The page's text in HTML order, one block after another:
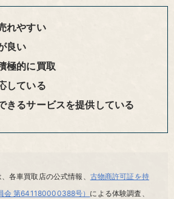
れやすい
良い
極的に買取
している
きるサービスを提供している
各車買取店の公式情報、 古物商許可証を持
会 第641180000388号） による体験調査、